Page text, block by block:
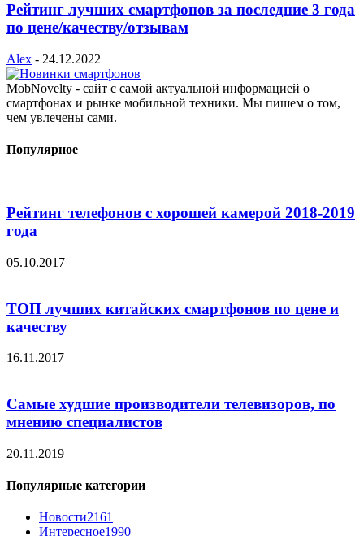
Рейтинг лучших смартфонов за последние 3 года
по цене/качеству/отзывам
Alex - 24.12.2022
MobNovelty - сайт с самой актуальной информацией о
смартфонах и рынке мобильной техники. Мы пишем о том,
чем увлечены сами.
Популярное
Рейтинг телефонов с хорошей камерой 2018-2019
года
05.10.2017
ТОП лучших китайских смартфонов по цене и
качеству
16.11.2017
Самые худшие производители телевизоров, по
мнению специалистов
20.11.2019
Популярные категории
Новости2161
Интересное1990